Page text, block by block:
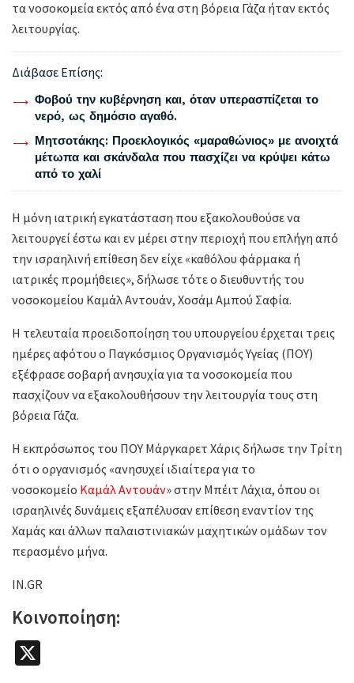
τα νοσοκομεία εκτός από ένα στη βόρεια Γάζα ήταν εκτός
λειτουργίας.
Διάβασε Επίσης:
Φοβού την κυβέρνηση και, όταν υπερασπίζεται το
νερό, ως δημόσιο αγαθό.
Μητσοτάκης: Προεκλογικός «μαραθώνιος» με ανοιχτά
μέτωπα και σκάνδαλα που πασχίζει να κρύψει κάτω
από το χαλί
Η μόνη ιατρική εγκατάσταση που εξακολουθούσε να
λειτουργεί έστω και εν μέρει στην περιοχή που επλήγη από
την ισραηλινή επίθεση δεν είχε «καθόλου φάρμακα ή
ιατρικές προμήθειες», δήλωσε τότε ο διευθυντής του
νοσοκομείου Καμάλ Αντουάν, Χοσάμ Αμπού Σαφία.
Η τελευταία προειδοποίηση του υπουργείου έρχεται τρεις
ημέρες αφότου ο Παγκόσμιος Οργανισμός Υγείας (ΠΟΥ)
εξέφρασε σοβαρή ανησυχία για τα νοσοκομεία που
πασχίζουν να εξακολουθήσουν την λειτουργία τους στη
βόρεια Γάζα.
Η εκπρόσωπος του ΠΟΥ Μάργκαρετ Χάρις δήλωσε την Τρίτη
ότι ο οργανισμός «ανησυχεί ιδιαίτερα για το
νοσοκομείο Καμάλ Αντουάν» στην Μπέιτ Λάχια, όπου οι
ισραηλινές δυνάμεις εξαπέλυσαν επίθεση εναντίον της
Χαμάς και άλλων παλαιστινιακών μαχητικών ομάδων τον
περασμένο μήνα.
IN.GR
Κοινοποίηση: